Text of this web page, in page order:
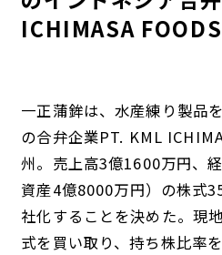
ICHIMASA
一正蒲鉾は、水産練り製品
の合弁企業PT. KML
州。売上高3億1600万円、
資産4億8000万円）の株式
社化することを決めた。現
式を買い取り、持ち株比率